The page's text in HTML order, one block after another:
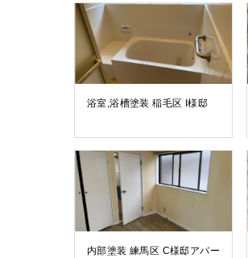
浴室,浴槽塗装 稲毛区 I様邸
内部塗装 練馬区 C様邸アパー